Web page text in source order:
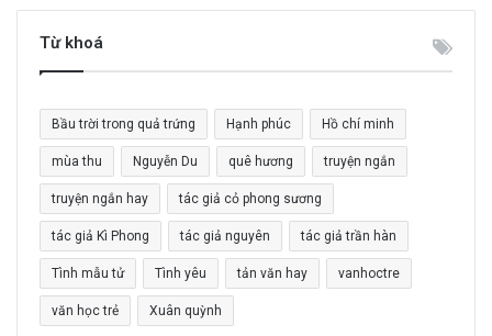
k
c
h
o
:
Từ khoá
Bầu trời trong quả trứng Hạnh phúc Hồ chí minh
mùa thu Nguyễn Du quê hương truyện ngắn
truyện ngắn hay tác giả cỏ phong sương
tác giả Kì Phong tác giả nguyên tác giả trần hàn
Tình mẫu tử Tình yêu tản văn hay vanhoctre
văn học trẻ Xuân quỳnh